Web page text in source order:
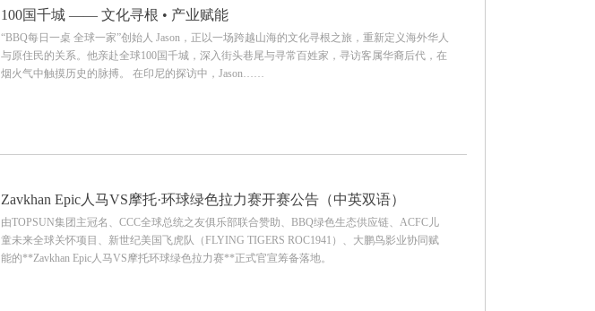
100国千城 —— 文化寻根 • 产业赋能
“BBQ每日一桌 全球一家”创始人 Jason，正以一场跨越山海的文化寻根之旅，重新定义海外华人
与原住民的关系。他亲赴全球100国千城，深入街头巷尾与寻常百姓家，寻访客属华裔后代，在
烟火气中触摸历史的脉搏。 在印尼的探访中，Jason……
Zavkhan Epic人马VS摩托·环球绿色拉力赛开赛公告（中英双语）
由TOPSUN集团主冠名、CCC全球总统之友俱乐部联合赞助、BBQ绿色生态供应链、ACFC儿
童未来全球关怀项目、新世纪美国飞虎队（FLYING TIGERS ROC1941）、大鹏鸟影业协同赋
能的**Zavkhan Epic人马VS摩托环球绿色拉力赛**正式官宣筹备落地。